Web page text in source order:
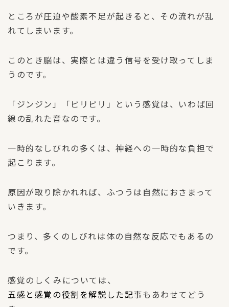
ところが圧迫や酸素不足が起きると、その流れが乱
れてしまいます。
このとき脳は、実際とは違う信号を受け取ってしま
うのです。
「ジンジン」「ピリピリ」という感覚は、いわば回
線の乱れた音なのです。
一時的なしびれの多くは、神経への一時的な負担で
起こります。
原因が取り除かれれば、ふつうは自然におさまって
いきます。
つまり、多くのしびれは体の自然な反応でもあるの
です。
感覚のしくみについては、
五感と感覚の役割を解説した記事もあわせてどう